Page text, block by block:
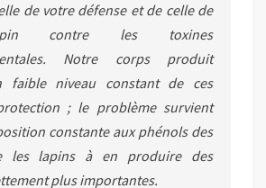
de votre défense et de celle de
contre les toxines
Notre corps produit
faible niveau constant de ces
; le problème survient
constante aux phénols des
les lapins à en produire des
plus importantes.